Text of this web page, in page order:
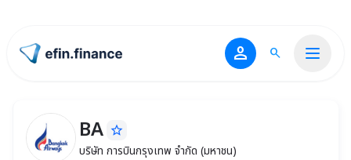
ไปหน้าแรก person search
BAบริษัท การบินกรุงเทพ จำกัด (มหาชน)
BA star_border
บริษัท การบินกรุงเทพ จำกัด (มหาชน)